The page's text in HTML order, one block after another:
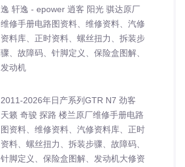
逸 轩逸 - epower 逍客 阳光 骐达原厂
维修手册电路图资料、维修资料、汽修
资料库、正时资料、螺丝扭力、拆装步
骤、故障码、针脚定义、保险盒图解、
发动机
2011-2026年日产系列GTR N7 劲客
天籁 奇骏 探路 楼兰原厂维修手册电路
图资料、维修资料、汽修资料库、正时
资料、螺丝扭力、拆装步骤、故障码、
针脚定义、保险盒图解、发动机大修资